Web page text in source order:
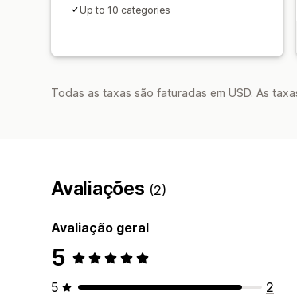
Up to 10 categories
Todas as taxas são faturadas em USD. As
Avaliações (2)
Avaliação geral
5
5
2